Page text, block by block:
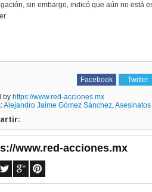
sin embargo, indicó que aún no está
Facebook Twitter
by https://www.red-acciones.mx
Alejandro Jaime Gómez Sánchez,
www.red-acciones.mx